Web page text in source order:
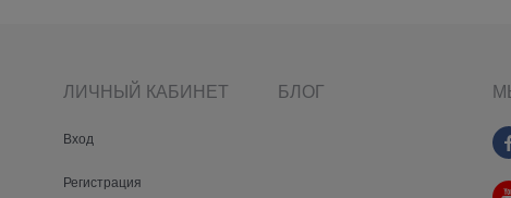
ЛИЧНЫЙ КАБИНЕТ
Вход
Регистрация
БЛОГ